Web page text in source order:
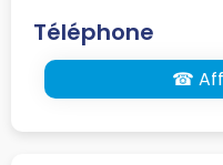
Téléphone
☎